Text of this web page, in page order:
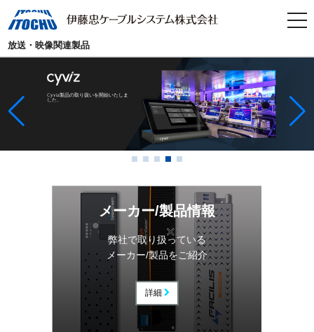
放送・映像関連製品
導入事例「株式会社CRAZY TV クリ
エイティブ 様」を掲載いたしました
LOGICJAM放送機材展 2026に出展い
たします
8/25（火）グランドメルキュール大通公園
3階ボールルームA・B
interface®」の取り扱いを開始いたし
ました。
いたしました
Cyviz製品の取り扱いを開始いたしま
した。
導入事例「株式会社CRAZY TV クリ
エイティブ 様」を掲載いたしました
LOGICJAM放送機材展 2026に出展い
たします
8/25（火）グランドメルキュール大通公園
3階ボールルームA・B
メーカー/製品情報
弊社で取り扱っている
メーカー/製品をご紹介
詳細